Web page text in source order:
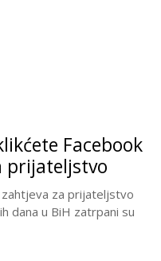
Facebook
prijateljstvo
zahtjeva za prijateljstvo
dana u BiH zatrpani su